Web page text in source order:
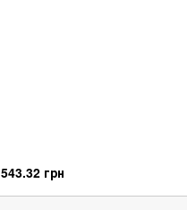
543.32 грн